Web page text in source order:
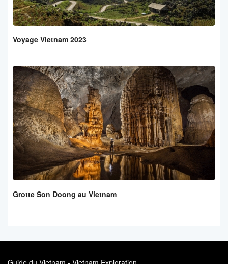
Voyage Vietnam 2023
Grotte Son Doong au Vietnam